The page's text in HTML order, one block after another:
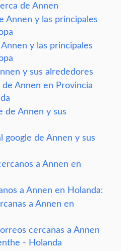
de Annen
Annen y las principales
y las principales
y sus alrededores
Annen en Provincia
de Annen y sus
google de Annen y sus
a Annen en
a Annen en Holanda:
a Annen en
cercanas a Annen
- Holanda